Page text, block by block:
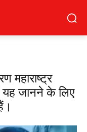
महाराष्ट्र
जानने के लिए